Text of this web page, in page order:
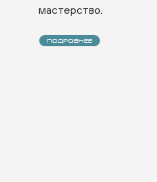
мастерство.
ПОДРОБНЕЕ